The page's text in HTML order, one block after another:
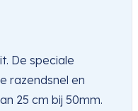
De speciale
razendsnel en
25 cm bij 50mm.